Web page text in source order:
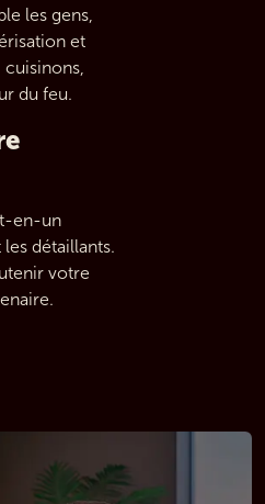
les gens,
et
cuisinons,
du feu.
en-un
détaillants.
votre